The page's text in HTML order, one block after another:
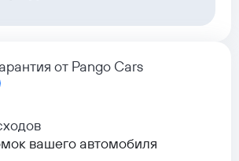
от Pango Cars
вашего автомобиля